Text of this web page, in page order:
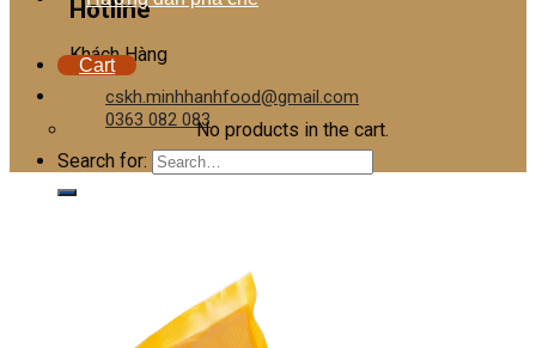
Hotline
Khách Hàng
cskh.minhhanhfood@gmail.com
0363 082 083
Search for:
Cart
No products in the cart.